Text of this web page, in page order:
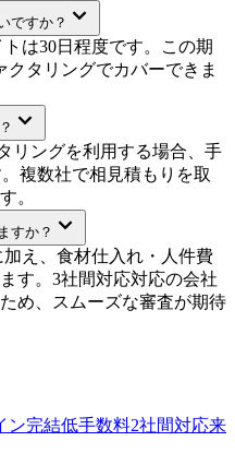
ですか？
は30日程度です。この期
タリングでカバーできま
リングを利用する場合、手
複数社で相見積もりを取
。
すか？
え、食材仕入れ・人件費
す。3社間対応対応の会社
め、スムーズな審査が期待
ン完結低手数料2社間対応来